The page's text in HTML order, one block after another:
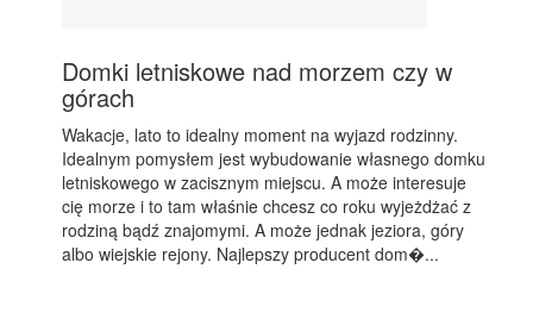
Domki letniskowe nad morzem czy w
górach
Wakacje, lato to idealny moment na wyjazd rodzinny.
Idealnym pomysłem jest wybudowanie własnego domku
letniskowego w zacisznym miejscu. A może interesuje
cię morze i to tam właśnie chcesz co roku wyjeżdżać z
rodziną bądź znajomymi. A może jednak jeziora, góry
albo wiejskie rejony. Najlepszy producent dom�...